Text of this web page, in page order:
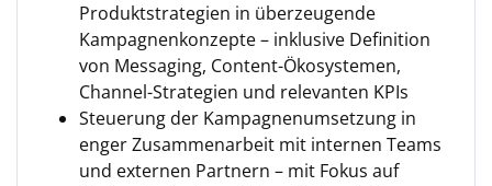
Produktstrategien in überzeugende
Kampagnenkonzepte – inklusive Definition
von Messaging, Content-Ökosystemen,
Channel-Strategien und relevanten KPIs
Steuerung der Kampagnenumsetzung in
enger Zusammenarbeit mit internen Teams
und externen Partnern – mit Fokus auf